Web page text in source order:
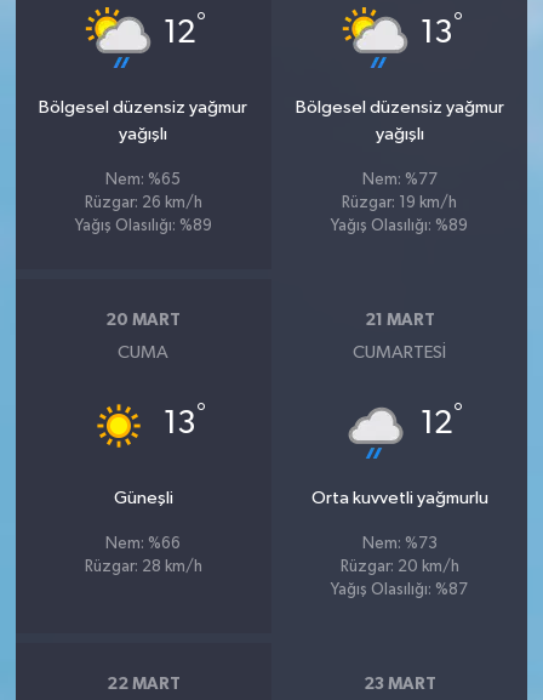
12°
Bölgesel düzensiz yağmur
yağışlı
Nem: %65
Rüzgar: 26 km/h
Yağış Olasılığı: %89
13°
Bölgesel düzensiz yağmur
yağışlı
Nem: %77
Rüzgar: 19 km/h
Yağış Olasılığı: %89
20 MART
CUMA
13°
Güneşli
Nem: %66
Rüzgar: 28 km/h
21 MART
CUMARTESI
12°
Orta kuvvetli yağmurlu
Nem: %73
Rüzgar: 20 km/h
Yağış Olasılığı: %87
22 MART 23 MART